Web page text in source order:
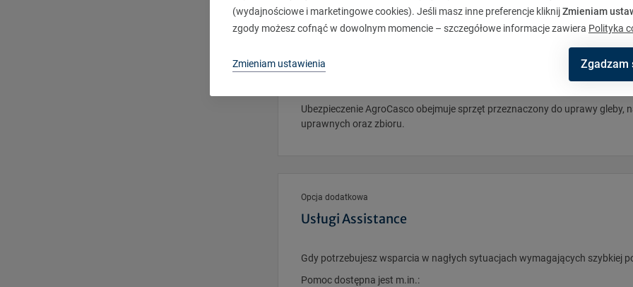
Maszyny rolnicze
Ubezpieczenie AgroCasco obejmuje sprzęt przeznaczony do uprawy gleby,
uprawnych oraz zbioru.
Opcja dodatkowa
Usługi Assistance
Gdy potrzebujesz wsparcia w nagłych sytuacjach wymagających szybkiej
Pomoc dostępna jest m.in.:
(wydajnościowe i marketingowe cookies). Jeśli masz inne preferencje kliknijZmieniam
zgody możesz cofnąć w dowolnym momencie – szczegółowe informacje zawiera Polityka
Zmieniam ustawienia Zgadzam